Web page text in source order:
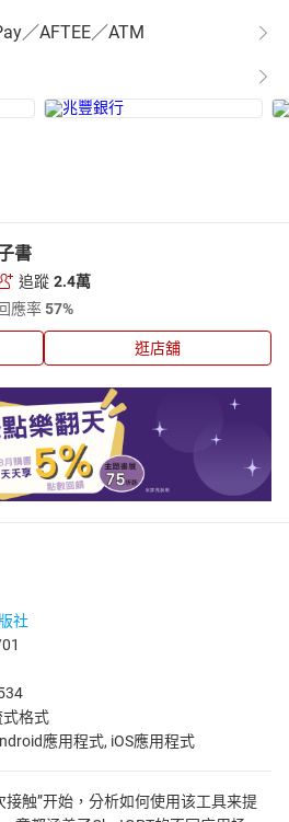
／AFTEE／ATM
書
追蹤 2.4萬
應率57%
逛店舖
社
式格式
應用程式, iOS應用程式
接触”开始，分析如何使用该工具来提